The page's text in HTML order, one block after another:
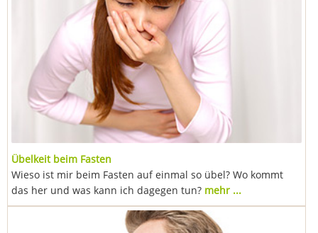
Übelkeit beim Fasten
Wieso ist mir beim Fasten auf einmal so übel? Wo kommt
das her und was kann ich dagegen tun? mehr ...